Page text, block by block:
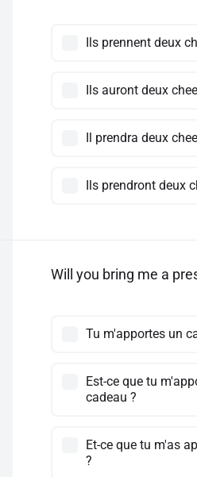
Ils prennent deux
Ils auront deux
Il prendra deux
Ils prendront deux
Will you bring me a
Tu m'apportes un
Est-ce que tu
cadeau ?
Et-ce que tu m'as
?